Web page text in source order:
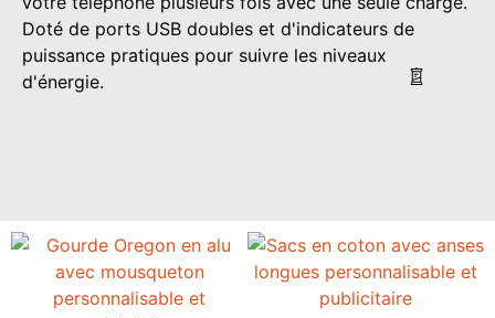
Doté de ports USB doubles et d'indicateurs de
puissance pratiques pour suivre les niveaux
d'énergie.